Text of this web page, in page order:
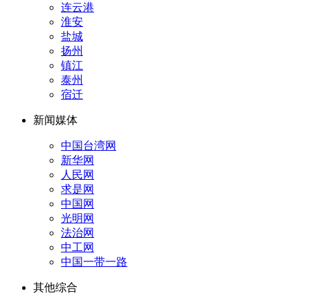
连云港
淮安
盐城
扬州
镇江
泰州
宿迁
新闻媒体
中国台湾网
新华网
人民网
求是网
中国网
光明网
法治网
中工网
中国一带一路
其他综合